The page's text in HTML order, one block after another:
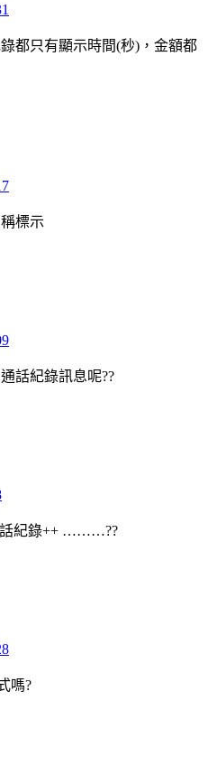
都只有顯示時間(秒)，金額都
標示
話紀錄訊息呢??
話紀錄++ ………??
嗎?